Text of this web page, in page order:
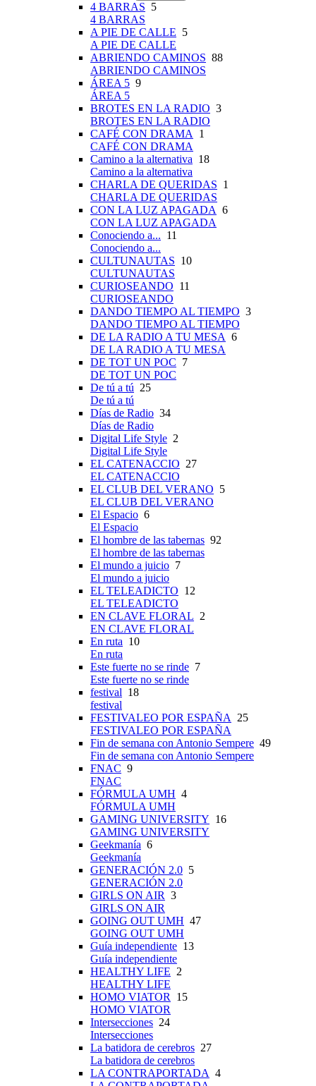
4 BARRAS 5
4 BARRAS
A PIE DE CALLE 5
A PIE DE CALLE
ABRIENDO CAMINOS 88
ABRIENDO CAMINOS
ÁREA 5 9
ÁREA 5
BROTES EN LA RADIO 3
BROTES EN LA RADIO
CAFÉ CON DRAMA
1
CAFÉ CON DRAMA
Camino a la alternativa 18
Camino a la alternativa
CHARLA DE QUERIDAS 1
CHARLA DE QUERIDAS
CON LA LUZ APAGADA 6
CON LA LUZ APAGADA
Conociendo a... 11
Conociendo a...
CULTUNAUTAS 10
CULTUNAUTAS
CURIOSEANDO 11
CURIOSEANDO
DANDO TIEMPO AL TIEMPO 3
DANDO TIEMPO AL TIEMPO
DE LA RADIO A TU MESA 6
DE LA RADIO A TU MESA
DE TOT UN POC 7
DE TOT UN POC
De tú a tú 25
De tú a tú
Días de Radio 34
Días de Radio
Digital Life Style 2
Digital Life Style
EL CATENACCIO 27
EL CATENACCIO
EL CLUB DEL VERANO 5
EL CLUB DEL VERANO
El Espacio 6
El Espacio
El hombre de las tabernas 92
El hombre de las tabernas
El mundo a juicio 7
El mundo a juicio
EL TELEADICTO 12
EL TELEADICTO
EN CLAVE FLORAL 2
EN CLAVE FLORAL
En ruta 10
En ruta
Este fuerte no se rinde 7
Este fuerte no se rinde
festival 18
festival
FESTIVALEO POR ESPAÑA
25
FESTIVALEO POR ESPAÑA
Fin de semana con Antonio Sempere 49
Fin de semana con Antonio Sempere
FNAC 9
FNAC
FÓRMULA UMH 4
FÓRMULA UMH
GAMING UNIVERSITY 16
GAMING UNIVERSITY
Geekmanía 6
Geekmanía
GENERACIÓN 2.0 5
GENERACIÓN 2.0
GIRLS ON AIR 3
GIRLS ON AIR
GOING OUT UMH 47
GOING OUT UMH
Guía independiente 13
Guía independiente
HEALTHY LIFE 2
HEALTHY LIFE
HOMO VIATOR
15
HOMO VIATOR
Intersecciones 24
Intersecciones
La batidora de cerebros 27
La batidora de cerebros
LA CONTRAPORTADA 4